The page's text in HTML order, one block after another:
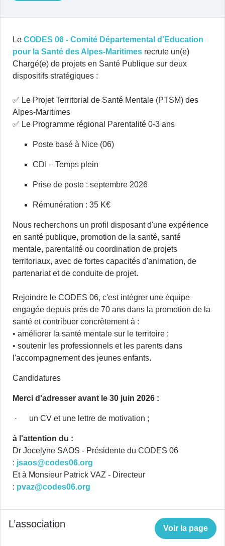
Le CODES 06 - Comité Départemental d'Education
pour la Santé des Alpes-Maritimes recrute un(e)
Chargé(e) de projets en Santé Publique sur deux
dispositifs stratégiques :
✅ Le Projet Territorial de Santé Mentale (PTSM) des
Alpes-Maritimes
✅ Le Programme régional Parentalité 0-3 ans
Poste basé à Nice (06)
CDI – Temps plein
Prise de poste : septembre 2026
Rémunération : 35 K€
Nous recherchons un profil disposant d'une expérience
en santé publique, promotion de la santé, santé
mentale, parentalité ou coordination de projets
territoriaux, avec de fortes capacités d'animation, de
partenariat et de conduite de projet.
Rejoindre le CODES 06, c'est intégrer une équipe
engagée depuis près de 70 ans dans la promotion de la
santé et contribuer concrètement à :
• améliorer la santé mentale sur le territoire ;
• soutenir les professionnels et les parents dans
l'accompagnement des jeunes enfants.
Candidatures
Merci d'adresser avant le 30 juin 2026 :
· un CV et une lettre de motivation ;
à l'attention du :
Dr Jocelyne SAOS - Présidente du CODES 06
: jsaos@codes06.org
Et à Monsieur Patrick VAZ - Directeur
: pvaz@codes06.org
L’association Voir la page